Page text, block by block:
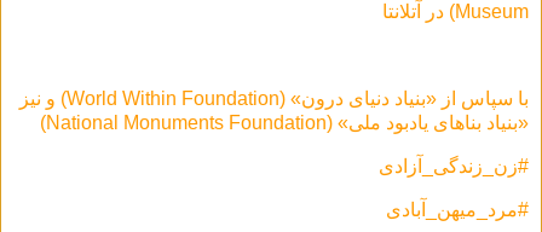
Museum) در آتلانتا
با سپاس از «بنیاد دنیای درون» (World Within Foundation) و نیز
«بنیاد بناهای یادبود ملی» (National Monuments Foundation)
#زن‌_زندگی_آزادی
#مرد_میهن_آبادی